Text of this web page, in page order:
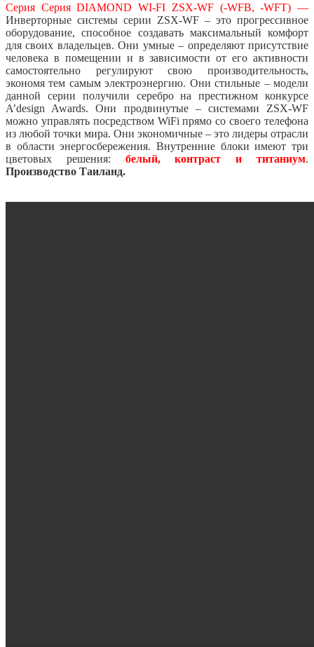
Серия Серия DIAMOND WI-FI ZSX-WF (-WFB, -WFT) —
Инверторные системы серии ZSX-WF – это прогрессивное
оборудование, способное создавать максимальный комфорт
для своих владельцев. Они умные – определяют присутствие
человека в помещении и в зависимости от его активности
самостоятельно регулируют свою производительность,
экономя тем самым электроэнергию. Они стильные – модели
данной серии получили серебро на престижном конкурсе
A’design Awards. Они продвинутые – системами ZSX-WF
можно управлять посредством WiFi прямо со своего телефона
из любой точки мира. Они экономичные – это лидеры отрасли
в области энергосбережения. Внутренние блоки имеют три
цветовых решения: белый, контраст и титаниум.
Производство Таиланд.